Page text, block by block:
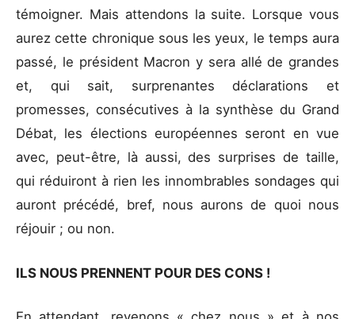
témoigner. Mais attendons la suite. Lorsque vous
aurez cette chronique sous les yeux, le temps aura
passé, le président Macron y sera allé de grandes
et, qui sait, surprenantes déclarations et
promesses, consécutives à la synthèse du Grand
Débat, les élections européennes seront en vue
avec, peut-être, là aussi, des surprises de taille,
qui réduiront à rien les innombrables sondages qui
auront précédé, bref, nous aurons de quoi nous
réjouir ; ou non.
ILS NOUS PRENNENT POUR DES CONS !